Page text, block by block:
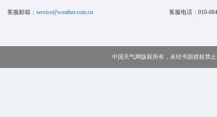
客服邮箱： service@weather.com.cn 客服电话： 010-
中国天气网版权所有，未经书面授权